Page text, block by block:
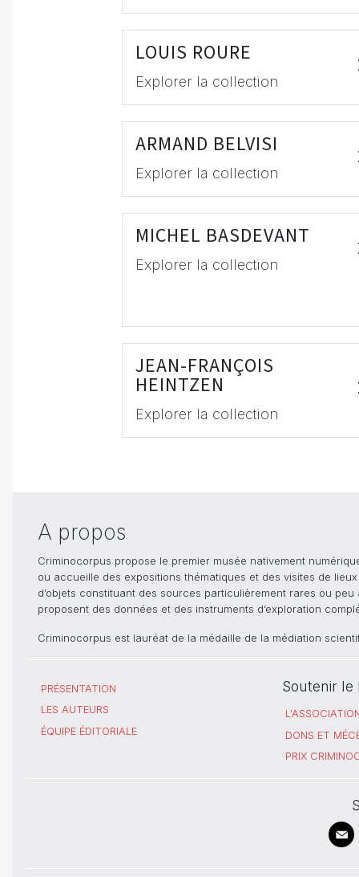
LOUIS ROURE
Explorer la collection
ARMAND BELVISI
Explorer la collection
MICHEL BASDEVANT
Explorer la collection
JEAN-FRANÇOIS
HEINTZEN
Explorer la collection
A propos
Criminocorpus propose le premier musée nativement
ou accueille des expositions thématiques et des visites de
d’objets constituant des sources particulièrement rares ou
proposent des données et des instruments d’exploration
Criminocorpus est lauréat de la médaille de la médiation
PRÉSENTATION
LES AUTEURS
ÉQUIPE ÉDITORIALE
Soutenir le
DONS ET
PRIX